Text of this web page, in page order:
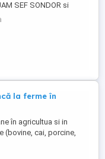
SEF SONDOR si
FORAJE PUTURI APA
asigurata,
pe termen lung?
la ferme în
în agricultua si in
(bovine, cai, porcine,
în Germania. Salar
euro net lună